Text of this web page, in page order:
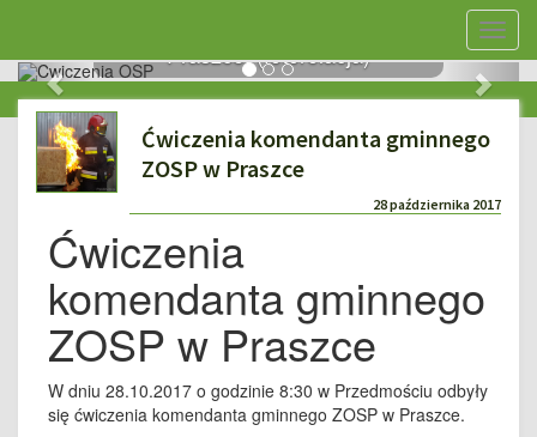
strony
Praszce. (fotorelacja)
<< >>
Ćwiczenia komendanta gminnego
ZOSP w Praszce
28 października 2017
Ćwiczenia
komendanta gminnego
ZOSP w Praszce
W dniu 28.10.2017 o godzinie 8:30 w Przedmościu odbyły
się ćwiczenia komendanta gminnego ZOSP w Praszce.